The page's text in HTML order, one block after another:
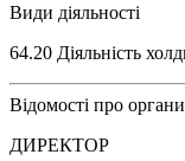
Види діяльності
64.20 Діяльність
Відомості про
ДИРЕКТОР